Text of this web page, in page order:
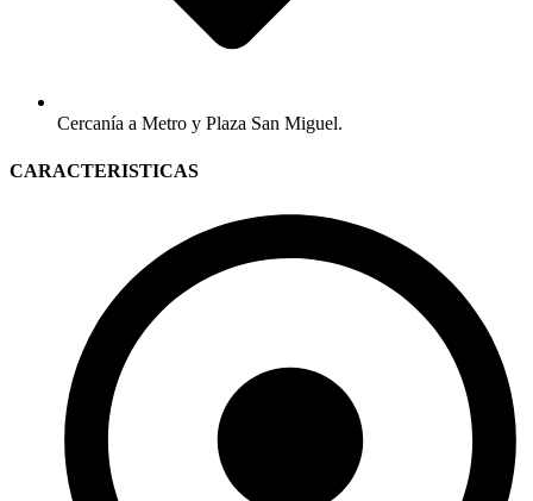
Cercanía a Metro y Plaza San Miguel.
CARACTERISTICAS